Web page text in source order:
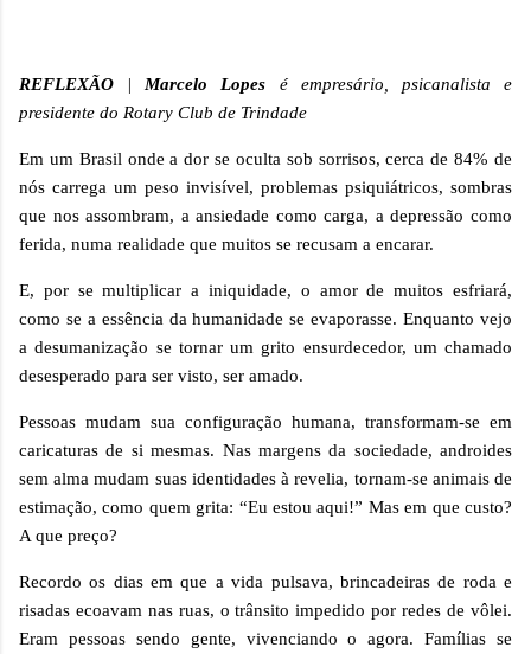
REFLEXÃO |Marcelo Lopes é empresário, psicanalista e
presidente do Rotary Club de Trindade
Em um Brasil onde a dor se oculta sob sorrisos, cerca de 84% de
nós carrega um peso invisível, problemas psiquiátricos, sombras
que nos assombram, a ansiedade como carga, a depressão como
ferida, numa realidade que muitos se recusam a encarar.
E, por se multiplicar a iniquidade, o amor de muitos esfriará,
como se a essência da humanidade se evaporasse. Enquanto vejo
a desumanização se tornar um grito ensurdecedor, um chamado
desesperado para ser visto, ser amado.
Pessoas mudam sua configuração humana, transformam-se em
caricaturas de si mesmas. Nas margens da sociedade, androides
sem alma mudam suas identidades à revelia, tornam-se animais de
estimação, como quem grita: “Eu estou aqui!” Mas em que custo?
A que preço?
Recordo os dias em que a vida pulsava, brincadeiras de roda e
risadas ecoavam nas ruas, o trânsito impedido por redes de vôlei.
Eram pessoas sendo gente, vivenciando o agora. Famílias se